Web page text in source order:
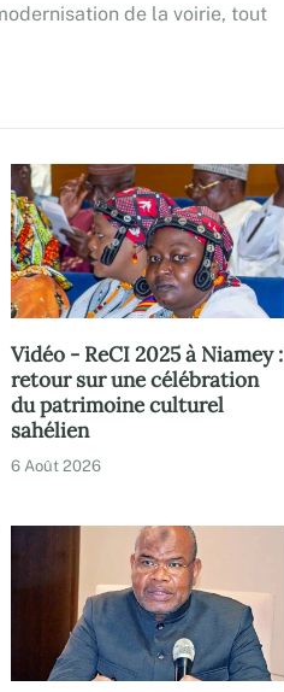
de la voirie, tout
Vidéo - ReCI 2025 à Niamey :
retour sur une célébration
du patrimoine culturel
sahélien
6 Août 2026